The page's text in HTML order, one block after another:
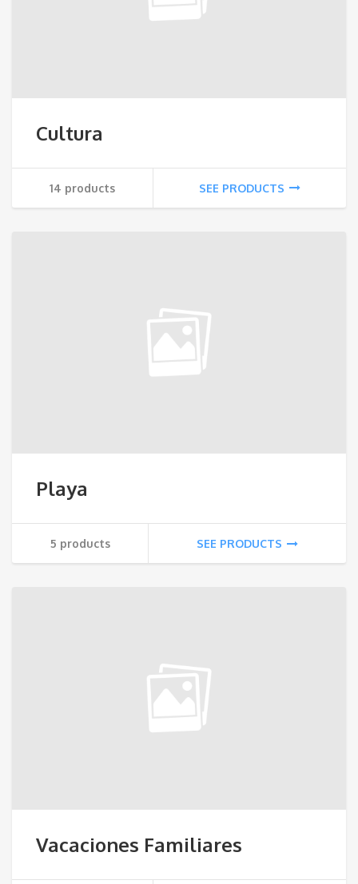
Cultura
14 products SEE PRODUCTS
Playa
5 products SEE PRODUCTS
Vacaciones Familiares